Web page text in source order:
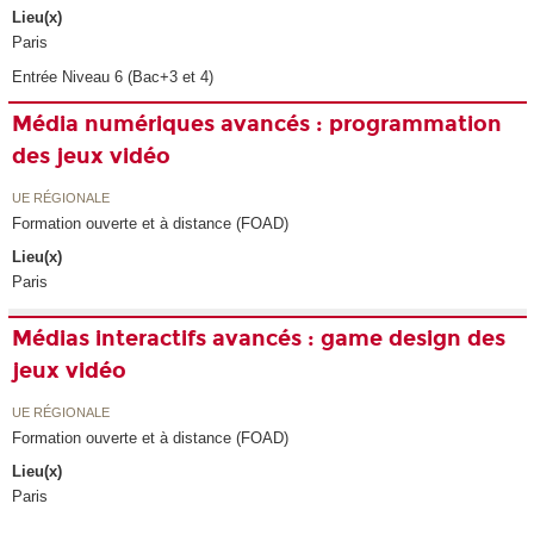
Lieu(x)
Paris
Entrée Niveau 6 (Bac+3 et 4)
Média numériques avancés : programmation
des jeux vidéo
UE RÉGIONALE
Formation ouverte et à distance (FOAD)
Lieu(x)
Paris
Médias interactifs avancés : game design des
jeux vidéo
UE RÉGIONALE
Formation ouverte et à distance (FOAD)
Lieu(x)
Paris